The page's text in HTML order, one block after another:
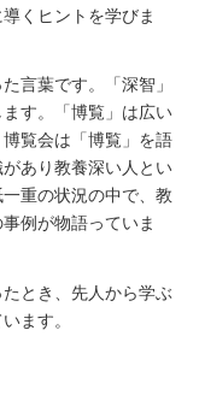
くヒントを学びま
言葉です。「深智」
す。「博覧」は広い
覧会は「博覧」を語
あり教養深い人とい
重の状況の中で、教
例が物語っていま
とき、先人から学ぶ
ます。